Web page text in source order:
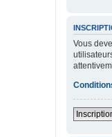
Vous